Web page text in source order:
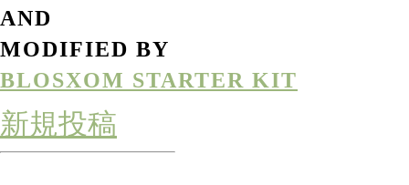
AND
MODIFIED BY
BLOSXOM STARTER KIT
新規投稿